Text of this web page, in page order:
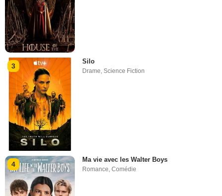
3
Silo
Drame ,Science Fiction
4
Ma vie avec les Walter Boys
Romance,Comédie